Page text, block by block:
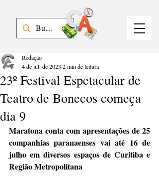
23º Festival Espetacular de
Teatro de Bonecos começa
dia 9
Redação
4 de jul. de 2023 2 min de leitura
Maratona conta com apresentações de 25
companhias paranaenses vai até 16 de
julho em diversos espaços de Curitiba e
Região Metropolitana